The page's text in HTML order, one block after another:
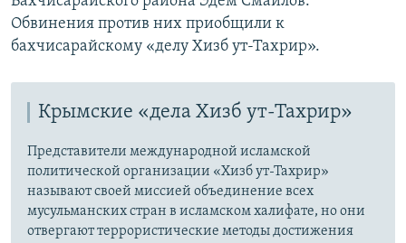
Обвинения против них приобщили к
бахчисарайскому «делу Хизб ут-Тахрир».
Крымские «дела Хизб ут-Тахрир»
Представители международной исламской
политической организации «Хизб ут-Тахрир»
называют своей миссией объединение всех
мусульманских стран в исламском халифате, но они
отвергают террористические методы достижения